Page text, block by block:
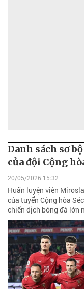
Danh sách sơ
của đội Cộng
20/05/2026 15:32
Huấn luyện viên
của tuyển Cộng hòa
chiến dịch bóng đá lớn